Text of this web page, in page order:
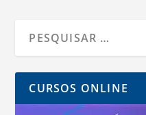
CURSOS ONLINE